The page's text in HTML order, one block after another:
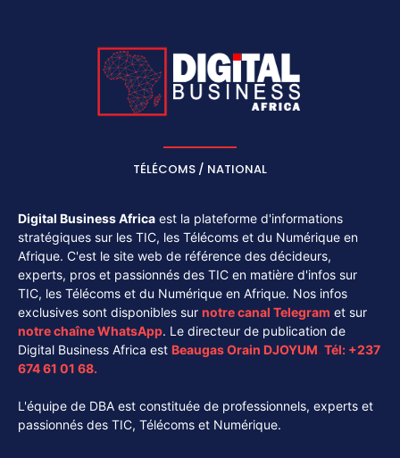
TÉLÉCOMS / NATIONAL
Digital Business Africa est la plateforme d'informations
stratégiques sur les TIC, les Télécoms et du Numérique en
Afrique. C'est le site web de référence des décideurs,
experts, pros et passionnés des TIC en matière d'infos sur
TIC, les Télécoms et du Numérique en Afrique. Nos infos
exclusives sont disponibles sur notre canal Telegram et sur
notre chaîneWhatsApp. Le directeur de publication de
Digital Business Africa est Beaugas Orain DJOYUM. Tél: +237
674 61 01 68.
L'équipe de DBA est constituée de professionnels, experts et
passionnés des TIC, Télécoms et Numérique.